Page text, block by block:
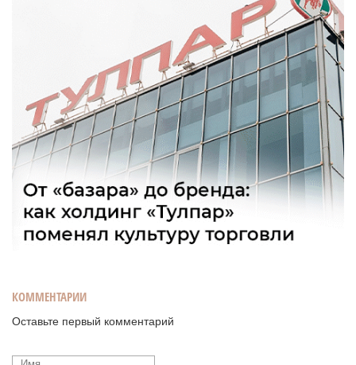
КОММЕНТАРИИ
Оставьте первый комментарий